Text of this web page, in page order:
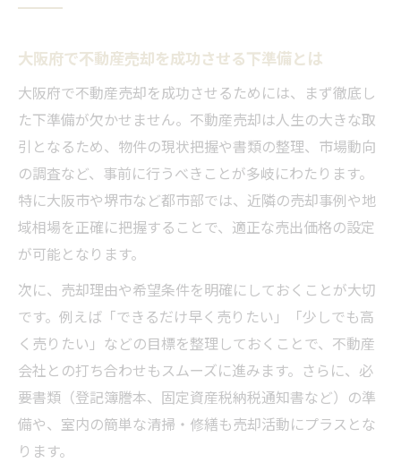
地元ネットワークが売却成功を左右する訳
顧客リスト活用による高値売却戦略
不動産売却を安全に進めるためのポイント
大阪府で安心できる不動産売却の進め方
安全な売却には地域密着が欠かせない理由
契約トラブル回避のための具体的対策
不動産売却時に注意すべき三大タブー
査定や契約時の透明性を高めるポイント
悪質な取引を避ける大阪府の売却術
不動産売却で警戒すべき悪質な業者の特徴
囲い込みや天ぷら契約から身を守る方法
悪質な不動産屋の評判を見抜くポイント
大阪府で不動産売却を成功させる下準備とは
大阪府で不動産売却を成功させるためには、まず徹底し
た下準備が欠かせません。不動産売却は人生の大きな取
引となるため、物件の現状把握や書類の整理、市場動向
の調査など、事前に行うべきことが多岐にわたります。
特に大阪市や堺市など都市部では、近隣の売却事例や地
域相場を正確に把握することで、適正な売出価格の設定
が可能となります。
次に、売却理由や希望条件を明確にしておくことが大切
です。例えば「できるだけ早く売りたい」「少しでも高
く売りたい」などの目標を整理しておくことで、不動産
会社との打ち合わせもスムーズに進みます。さらに、必
要書類（登記簿謄本、固定資産税納税通知書など）の準
備や、室内の簡単な清掃・修繕も売却活動にプラスとな
ります。